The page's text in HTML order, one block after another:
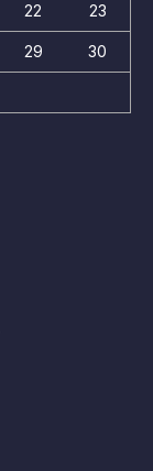
22 23
29 30